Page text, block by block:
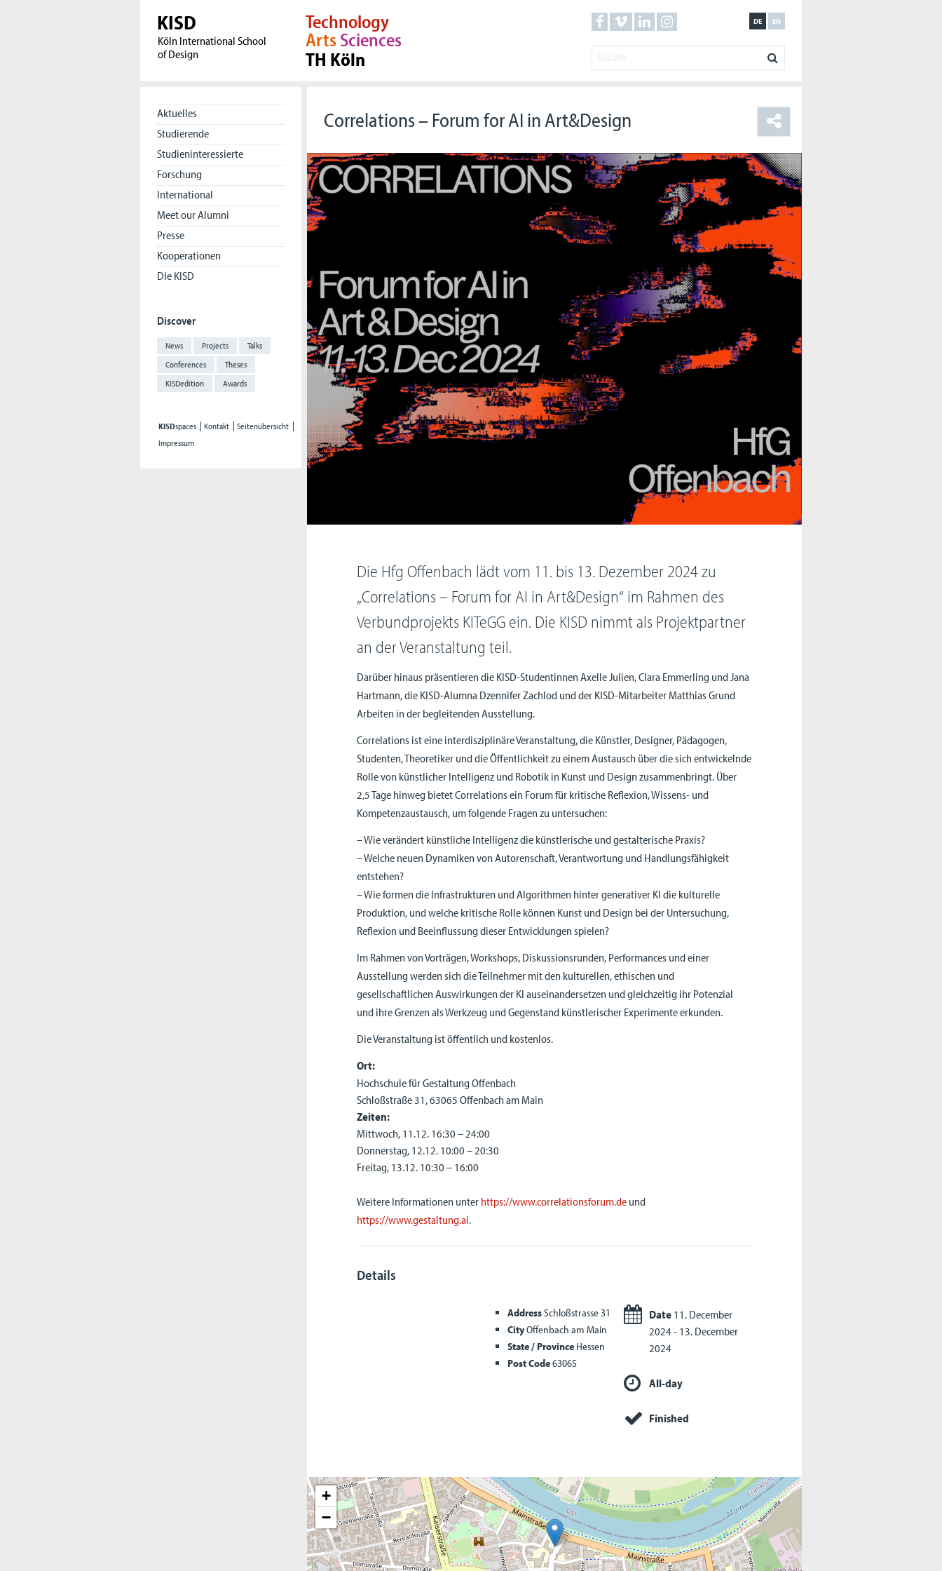
KISD
Köln International School
of Design
EN
DE
Technology
ArtsSciences
TH Köln
Aktuelles
Studierende
Studieninteressierte
Forschung
International
Meet our Alumni
Presse
Kooperationen
Die KISD
Discover
News Projects
Talks
Conferences
Theses
KISDedition
Awards
KISDspaces Kontakt
Seitenübersicht
Impressum
Correlations – Forum for AI in Art&Design
Die Hfg Offenbach lädt vom 11. bis 13. Dezember 2024 zu
„Correlations – Forum for AI in Art&Design“ im Rahmen des
Verbundprojekts KITeGG ein. Die KISD nimmt als Projektpartner
an der Veranstaltung teil.
Darüber hinaus präsentieren die KISD-Studentinnen Axelle Julien, Clara Emmerling und Jana
Hartmann, die KISD-Alumna Dzennifer Zachlod und der KISD-Mitarbeiter Matthias Grund
Arbeiten in der begleitenden Ausstellung.
Correlations ist eine interdisziplinäre Veranstaltung, die Künstler, Designer, Pädagogen,
Studenten, Theoretiker und die Öffentlichkeit zu einem Austausch über die sich entwickelnde
Rolle von künstlicher Intelligenz und Robotik in Kunst und Design zusammenbringt. Über
2,5 Tage hinweg bietet Correlations ein Forum für kritische Reflexion, Wissens- und
Kompetenzaustausch, um folgende Fragen zu untersuchen:
– Wie verändert künstliche Intelligenz die künstlerische und gestalterische Praxis?
– Welche neuen Dynamiken von Autorenschaft, Verantwortung und Handlungsfähigkeit
entstehen?
– Wie formen die Infrastrukturen und Algorithmen hinter generativer KI die kulturelle
Produktion, und welche kritische Rolle können Kunst und Design bei der Untersuchung,
Reflexion und Beeinflussung dieser Entwicklungen spielen?
Im Rahmen von Vorträgen, Workshops, Diskussionsrunden, Performances und einer
Ausstellung werden sich die Teilnehmer mit den kulturellen, ethischen und
gesellschaftlichen Auswirkungen der KI auseinandersetzen und gleichzeitig ihr Potenzial
und ihre Grenzen als Werkzeug und Gegenstand künstlerischer Experimente erkunden.
Die Veranstaltung ist öffentlich und kostenlos.
Ort:
Hochschule für Gestaltung Offenbach
Schloßstraße 31, 63065 Offenbach am Main
Zeiten:
Mittwoch, 11.12. 16:30 – 24:00
Donnerstag, 12.12. 10:00 – 20:30
Freitag, 13.12. 10:30 – 16:00
Weitere Informationen unter https://www.correlationsforum.de und
https://www.gestaltung.ai.
Details
AddressSchloßstrasse 31
CityOffenbach am Main
State / ProvinceHessen
Post Code63065
Date 11. December
2024 - 13. December
2024
All-day
Finished
+
−